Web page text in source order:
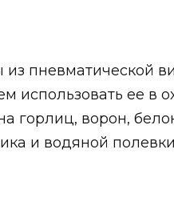
из пневматической
использовать ее в
горлиц, ворон,
и водяной